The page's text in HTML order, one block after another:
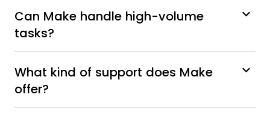
Can Make handle high-volume
tasks?
What kind of support does Make
offer?